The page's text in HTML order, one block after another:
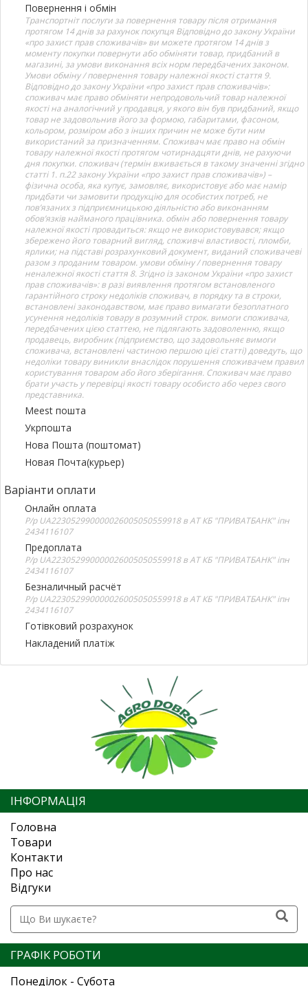
Повернення і обмін
Транспортніт послуги за повернення товару після отримання
протягом 14 днів за рахунок покупця Відповідно до закону України
«про захист прав споживачів» ви можете протягом 14 днів з
моменту покупки повернути або обміняти товар, придбаний в
магазині, за умови виконання всіх норм передбачених законом.
Умови обміну / повернення товару належної якості стаття 9.
Відповідно до закону України «про захист прав споживачів»:
споживач має право обміняти непродовольчий товар належної
якості на аналогічний у продавця, у якого він був придбаний, якщо
товар не задовольнив його за формою, габаритами, фасоном,
кольором, розміром або з інших причин не може бути ним
використаний за призначенням. Споживач має право на обмін
товару належної якості протягом чотирнадцяти днів, не рахуючи
дня покупки. споживач (термін вживається в такому значенні згідно
статті 1. п.22 закону України «про захист прав споживачів») –
фізична особа, яка купує, замовляє, використовує або має намір
придбати чи замовити продукцію для особистих потреб, не
пов’язаних з підприємницькою діяльністю або виконанням
обов’язків найманого працівника. обмін або повернення товару
належної якості провадиться: якщо не використовувався; якщо
збережено його товарний вигляд, споживчі властивості, пломби,
ярлики; на підставі розрахунковий документ, виданий споживачеві
разом з проданим товаром. умови обміну / повернення товару
неналежної якості стаття 8. Згідно із законом України «про захист
прав споживачів»: в разі виявлення протягом встановленого
гарантійного строку недоліків споживач, в порядку та в строки,
встановлені законодавством, має право вимагати безоплатного
усунення недоліків товару в розумний строк. вимоги споживача,
передбачених цією статтею, не підлягають задоволенню, якщо
продавець, виробник (підприємство, що задовольняє вимоги
споживача, встановлені частиною першою цієї статті) доведуть, що
недоліки товару виникли внаслідок порушення споживачем правил
користування товаром або його зберігання. Споживач має право
брати участь у перевірці якості товару особисто або через свого
представника.
Meest пошта
Укрпошта
Нова Пошта (поштомат)
Новая Почта(курьер)
Варіанти оплати
Онлайн оплата
Р/р UA223052990000026005050559918 в АТ КБ "ПРИВАТБАНК" іпн
2434116107
Предоплата
Р/р UA223052990000026005050559918 в АТ КБ "ПРИВАТБАНК" іпн
2434116107
Безналичный расчёт
Р/р UA223052990000026005050559918 в АТ КБ "ПРИВАТБАНК" іпн
2434116107
Готівковий розрахунок
Накладений платіж
ІНФОРМАЦІЯ
Головна
Товари
Контакти
Про нас
Відгуки
ГРАФІК РОБОТИ
Понеділок - Субота